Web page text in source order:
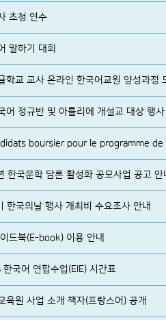
초청 연수
말하기 대회
학교 교사 온라인 한국어교원 양성과정
한국문학 담론 활성화 공모사업 공고 안
한국의날 행사 개최비 수요조사 안내
드북(E-book) 이용 안내
국어 연합수업(EIE) 시간표
육원 사업 소개 책자(프랑스어) 공개